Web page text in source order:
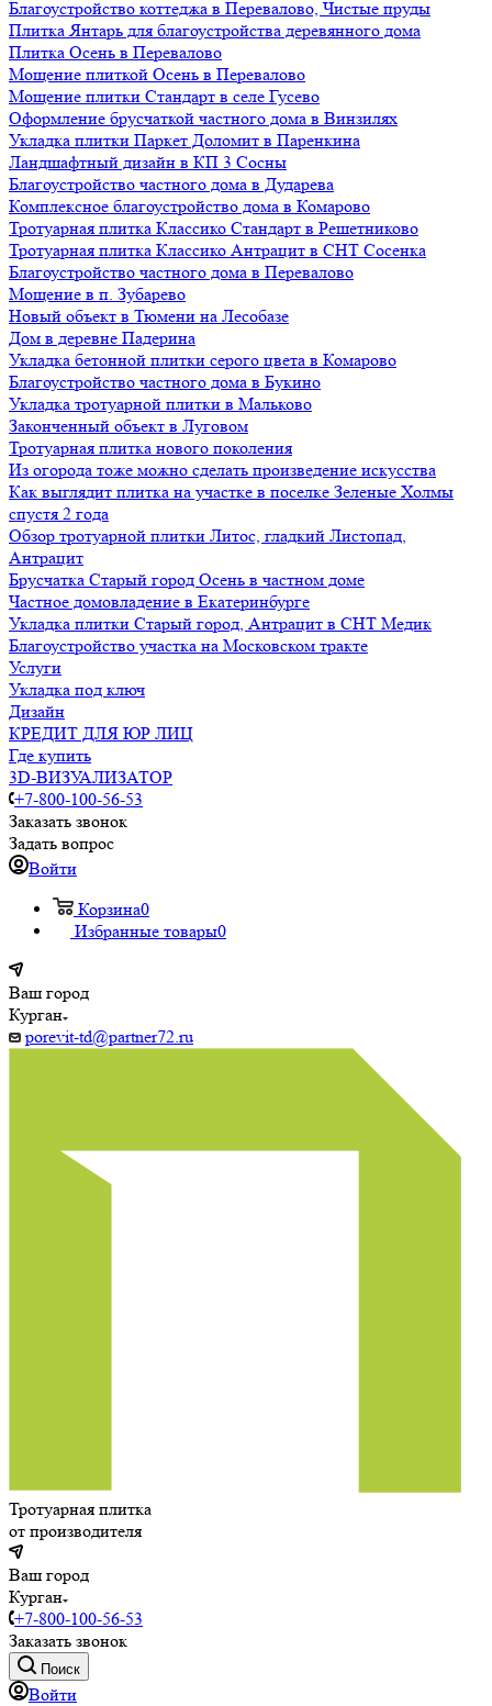
Благоустройство коттеджа в Перевалово, Чистые пруды
Плитка Янтарь для благоустройства деревянного дома
Плитка Осень в Перевалово
Мощение плиткой Осень в Перевалово
Мощение плитки Стандарт в селе Гусево
Оформление брусчаткой частного дома в Винзилях
Укладка плитки Паркет Доломит в Паренкина
Ландшафтный дизайн в КП 3 Сосны
Благоустройство частного дома в Дударева
Комплексное благоустройство дома в Комарово
Тротуарная плитка Классико Стандарт в Решетниково
Тротуарная плитка Классико Антрацит в СНТ Сосенка
Благоустройство частного дома в Перевалово
Мощение в п. Зубарево
Новый объект в Тюмени на Лесобазе
Дом в деревне Падерина
Укладка бетонной плитки серого цвета в Комарово
Благоустройство частного дома в Букино
Укладка тротуарной плитки в Мальково
Законченный объект в Луговом
Тротуарная плитка нового поколения
Из огорода тоже можно сделать произведение искусства
Как выглядит плитка на участке в поселке Зеленые Холмы
спустя 2 года
Обзор тротуарной плитки Литос, гладкий Листопад,
Антрацит
Брусчатка Старый город Осень в частном доме
Частное домовладение в Екатеринбурге
Укладка плитки Старый город, Антрацит в СНТ Медик
Благоустройство участка на Московском тракте
Услуги
Укладка под ключ
Дизайн
КРЕДИТ ДЛЯ ЮР ЛИЦ
Где купить
3D-ВИЗУАЛИЗАТОР
+7-800-100-56-53
Заказать звонок
Задать вопрос
Войти
Корзина0
Избранные товары0
Ваш город
Курган
porevit-td@partner72.ru
Тротуарная плитка
от производителя
Ваш город
Курган
+7-800-100-56-53
Заказать звонок
Поиск
Войти